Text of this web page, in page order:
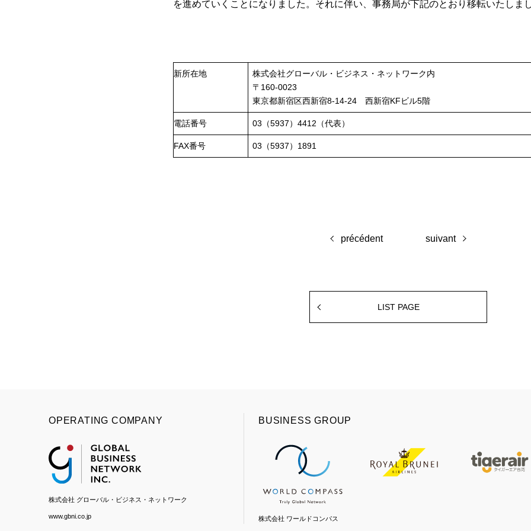
を進めていくことになりました。それに伴い、事務局が下記のとおり移転いたしま
新所在地
株式会社グローバル・ビジネス・ネットワーク内
〒160-0023
東京都新宿区西新宿8-14-24 西新宿KFビル5階
電話番号 03（5937）4412（代表）
FAX番号 03（5937）1891
précédent suivant
LIST PAGE
OPERATING COMPANY
株式会社 グローバル・ビジネス・ネットワーク
www.gbni.co.jp
BUSINESS GROUP
株式会社 ワールドコンパス